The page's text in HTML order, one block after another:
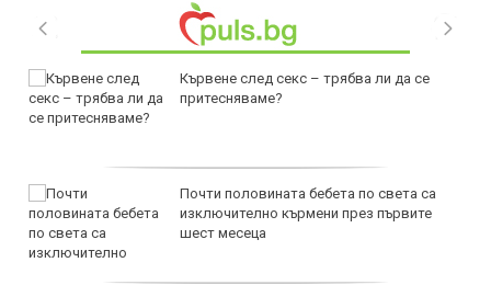
Кървене след секс – трябва ли да се
притесняваме?
Почти половината бебета по света са
изключително кърмени през първите
шест месеца